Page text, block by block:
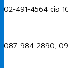
02-491-4564 ต่อ
087-984-2890,